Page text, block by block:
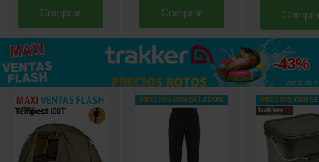
Comprar Comprar
hasta
-43%
Ver todo »